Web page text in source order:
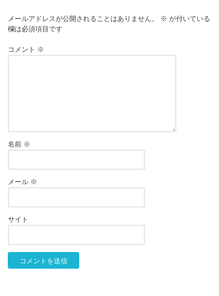
メールアドレスが公開されることはありません。 ※ が付いている
欄は必須項目です
コメント ※
名前 ※
メール ※
サイト